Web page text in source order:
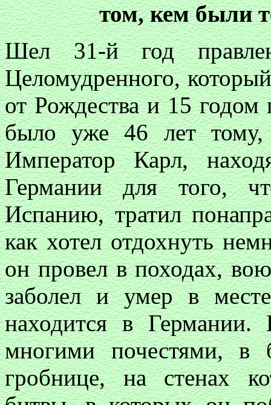
том, кем были
Шел 31-й год
Целомудренного,
от Рождества и 15 годом
было уже 46 лет
Император Карл,
Германии для того,
Испанию, тратил
как хотел отдохнуть
он провел в походах,
заболел и умер в
находится в
многими почестями, в
гробнице, на стенах